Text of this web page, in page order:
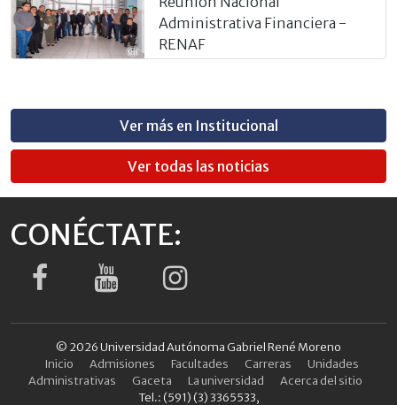
Administrativa Financiera -
RENAF
Ver más en Institucional
Ver todas las noticias
CONÉCTATE:
© 2026 Universidad Autónoma Gabriel René Moreno
Inicio
Admisiones Facultades Carreras
Unidades
Administrativas
Gaceta La universidad
Acerca del sitio
Tel.: (591) (3) 3365533,